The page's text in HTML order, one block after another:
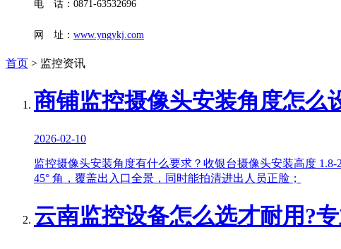
电 话：0871-63532696
网 址： www.yngykj.com
首页 > 监控资讯
商铺监控摄像头安装角度怎么
2026-02-10
监控摄像头安装角度有什么要求？收银台摄像头安装高度
45° 角，覆盖出入口全景，同时能拍清进出人员正脸；
云南监控设备怎么选才耐用?